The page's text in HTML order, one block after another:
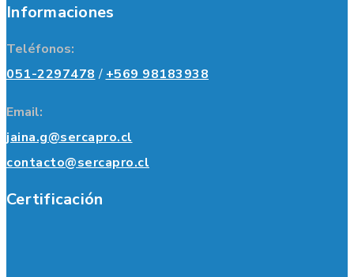
Informaciones
Teléfonos:
051-2297478 / +569 98183938
Email:
jaina.g@sercapro.cl
contacto@sercapro.cl
Certificación